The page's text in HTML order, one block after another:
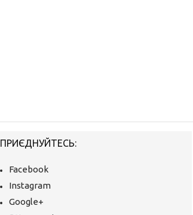
ПРИЄДНУЙТЕСЬ:
Facebook
Instagram
Google+